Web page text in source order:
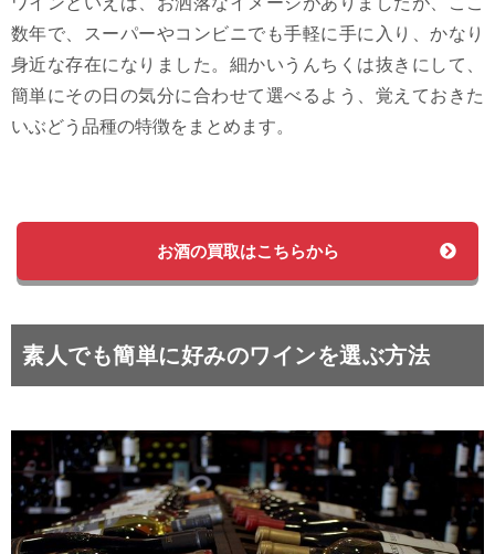
数年で、スーパーやコンビニでも手軽に手に入り、かなり
身近な存在になりました。細かいうんちくは抜きにして、
簡単にその日の気分に合わせて選べるよう、覚えておきた
いぶどう品種の特徴をまとめます。
お酒の買取はこちらから
素人でも簡単に好みのワインを選ぶ方法